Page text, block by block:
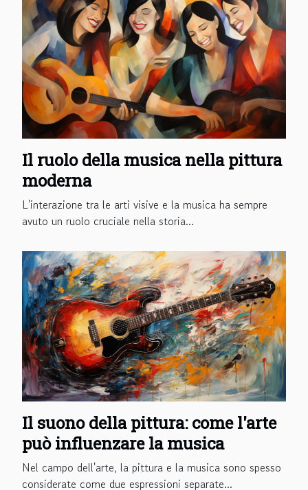
Il ruolo della musica nella pittura
moderna
L'interazione tra le arti visive e la musica ha sempre
avuto un ruolo cruciale nella storia...
Il suono della pittura: come l'arte
può influenzare la musica
Nel campo dell'arte, la pittura e la musica sono spesso
considerate come due espressioni separate...